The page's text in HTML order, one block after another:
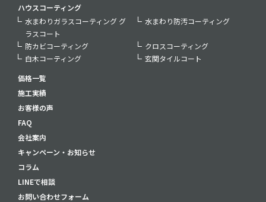
ハウスコーティング
水まわりガラスコーティング グ
ラスコート
水まわり防汚コーティング
防カビコーティング
クロスコーティング
白木コーティング
玄関タイルコート
価格一覧
施工実績
お客様の声
FAQ
会社案内
キャンペーン・お知らせ
コラム
LINEで相談
お問い合わせフォーム